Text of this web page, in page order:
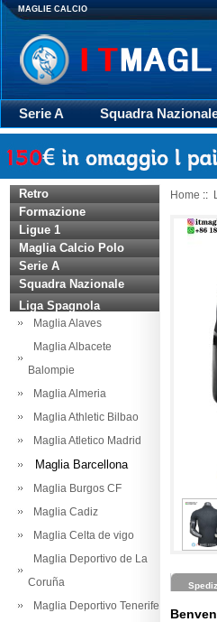
MAGLIE CALCIO
Serie A Squadra
Retro
Formazione
Ligue 1
Maglia Calcio Polo
Serie A
Squadra Nazionale
Liga Spagnola
Maglia Alaves
Maglia Albacete
Balompie
Maglia Almeria
Maglia Athletic Bilbao
Maglia Atletico Madrid
Maglia Barcellona
Maglia Burgos CF
Maglia Cadiz
Maglia Celta de vigo
Maglia Deportivo de La
Coruña
Maglia Deportivo Tenerife
Home ::